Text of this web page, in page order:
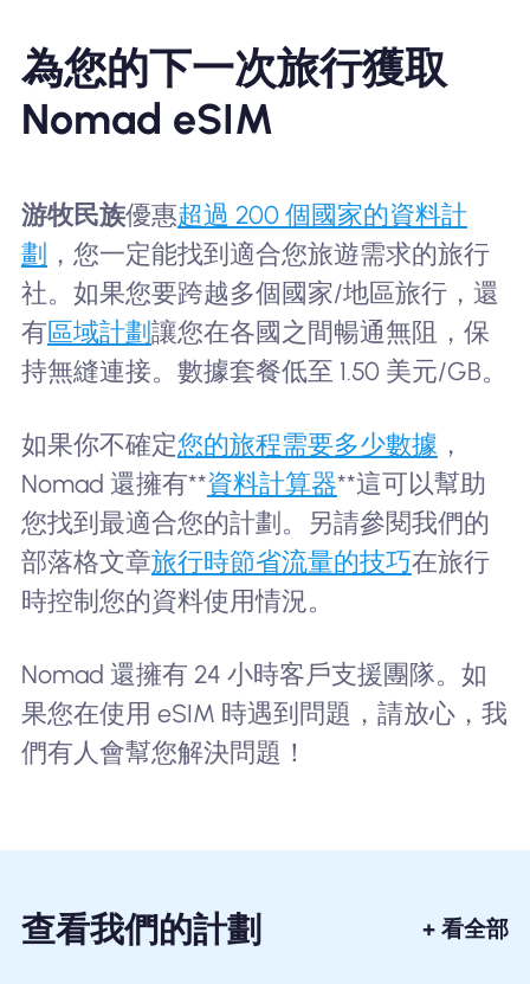
為您的下一次旅行獲取
Nomad eSIM
游牧民族優惠超過 200 個國家的資料計
劃 ，您一定能找到適合您旅遊需求的旅行
社。如果您要跨越多個國家/地區旅行，還
有區域計劃 讓您在各國之間暢通無阻，保
持無縫連接。數據套餐低至 1.50 美元/GB。
如果你不確定您的旅程需要多少數據 ，
Nomad 還擁有**資料計算器**這可以幫助
您找到最適合您的計劃。另請參閱我們的
部落格文章旅行時節省流量的技巧在旅行
時控制您的資料使用情況。
Nomad 還擁有 24 小時客戶支援團隊。如
果您在使用 eSIM 時遇到問題，請放心，我
們有人會幫您解決問題！
查看我們的計劃 + 看全部